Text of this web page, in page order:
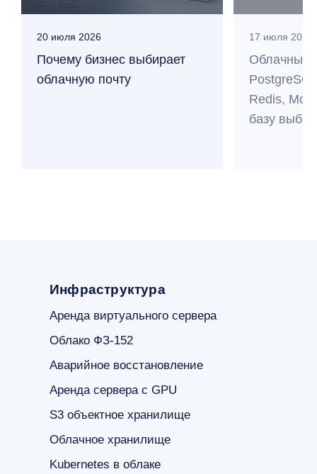
20 июля 2026
Почему бизнес выбирает
облачную почту
17 июля 2026
Облачные
Redis,
базу
Инфраструктура
Аренда виртуального сервера
Облако ФЗ-152
Аварийное восстановление
Аренда сервера с GPU
S3 объектное хранилище
Облачное хранилище
Kubernetes в облаке